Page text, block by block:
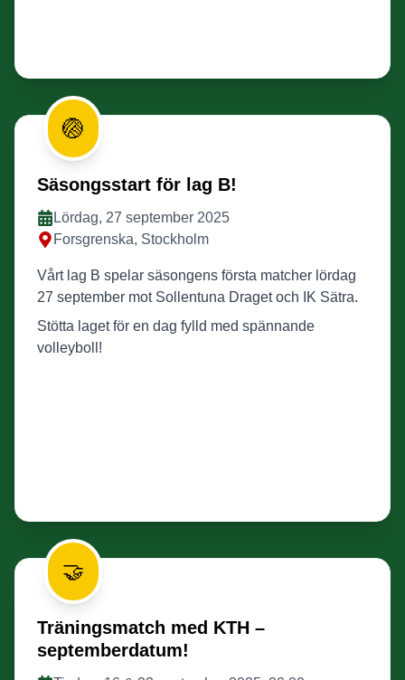
🏐
Säsongsstart för lag B!
Lördag, 27 september 2025
Forsgrenska, Stockholm
Vårt lag B spelar säsongens första matcher lördag
27 september mot Sollentuna Draget och IK Sätra.
Stötta laget för en dag fylld med spännande
volleyboll!
🤝
Träningsmatch med KTH –
septemberdatum!